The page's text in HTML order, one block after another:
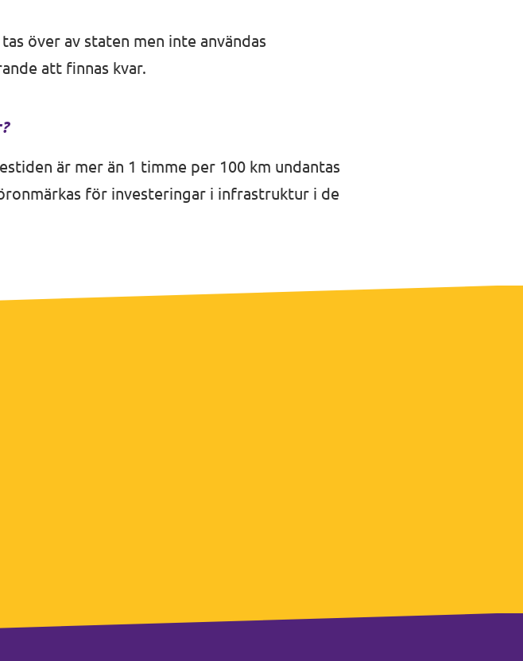
över av staten men inte användas
att finnas kvar.
är mer än 1 timme per 100 km undantas
för investeringar i infrastruktur i de